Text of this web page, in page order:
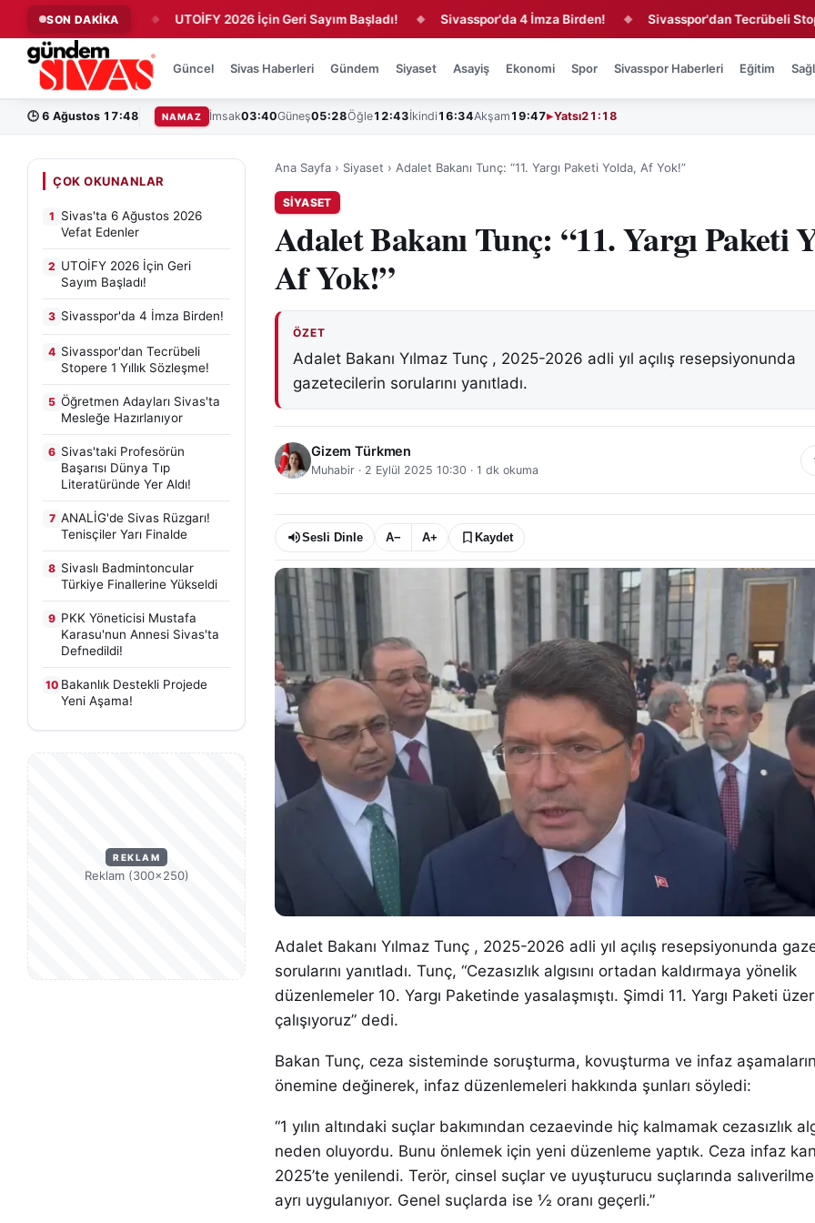
SON DAKİKA
Vefat Edenler ◆ UTOİFY 2026 İçin Geri Sayım Başladı! ◆ Sivasspor'da 4 İmza Birden! ◆ Sivasspor'dan Tecrübeli Stopere 1
Güncel Sivas Haberleri Gündem Siyaset Asayiş Ekonomi Spor Sivasspor Haberleri Eğitim
🕒 6 Ağustos 17:48 NAMAZ İmsak03:40Güneş05:28Öğle12:43İkindi 16:34Akşam 19:47 Yatsı21:18
ÇOK OKUNANLAR
1 Sivas'ta 6 Ağustos 2026
Vefat Edenler
2 UTOİFY 2026 İçin Geri
Sayım Başladı!
3 Sivasspor'da 4 İmza Birden!
4 Sivasspor'dan Tecrübeli
Stopere 1 Yıllık Sözleşme!
5 Öğretmen Adayları Sivas'ta
Mesleğe Hazırlanıyor
6 Sivas'taki Profesörün
Başarısı Dünya Tıp
Literatüründe Yer Aldı!
7 ANALİG'de Sivas Rüzgarı!
Tenisçiler Yarı Finalde
8 Sivaslı Badmintoncular
Türkiye Finallerine Yükseldi
9 PKK Yöneticisi Mustafa
Karasu'nun Annesi Sivas'ta
Defnedildi!
10 Bakanlık Destekli Projede
Yeni Aşama!
REKLAM
Reklam (300×250)
Ana Sayfa › Siyaset › Adalet Bakanı Tunç: “11. Yargı Paketi Yolda, Af Yok!”
SIYASET
Adalet Bakanı Tunç: “11. Yargı Paketi
Af Yok!”
ÖZET
Adalet Bakanı Yılmaz Tunç , 2025-2026 adli yıl açılış resepsiyonunda
gazetecilerin sorularını yanıtladı.
Gizem Türkmen
Muhabir · 2 Eylül 2025 10:30 · 1 dk okuma
Sesli Dinle A− A+ Kaydet
Adalet Bakanı Yılmaz Tunç , 2025-2026 adli yıl açılış resepsiyonunda
sorularını yanıtladı. Tunç, “Cezasızlık algısını ortadan kaldırmaya yönelik
düzenlemeler 10. Yargı Paketinde yasalaşmıştı. Şimdi 11. Yargı Paketi
çalışıyoruz” dedi.
Bakan Tunç, ceza sisteminde soruşturma, kovuşturma ve infaz
önemine değinerek, infaz düzenlemeleri hakkında şunları söyledi:
“1 yılın altındaki suçlar bakımından cezaevinde hiç kalmamak cezasızlık
neden oluyordu. Bunu önlemek için yeni düzenleme yaptık. Ceza infaz
2025’te yenilendi. Terör, cinsel suçlar ve uyuşturucu suçlarında
ayrı uygulanıyor. Genel suçlarda ise ½ oranı geçerli.”